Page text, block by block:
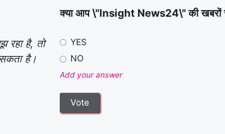
रहा है, तो
सकता है।
क्या आप \"Insight News24\" की खबरों
YES
NO
Add your answer